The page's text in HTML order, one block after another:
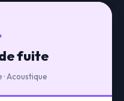
fuite
Acoustique